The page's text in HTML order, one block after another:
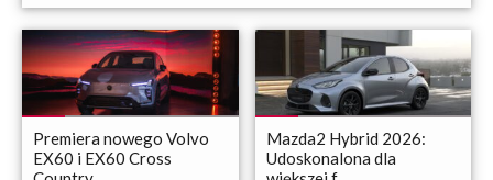
Premiera nowego Volvo
EX60 i EX60 Cross
Mazda2 Hybrid 2026:
Udoskonalona dla